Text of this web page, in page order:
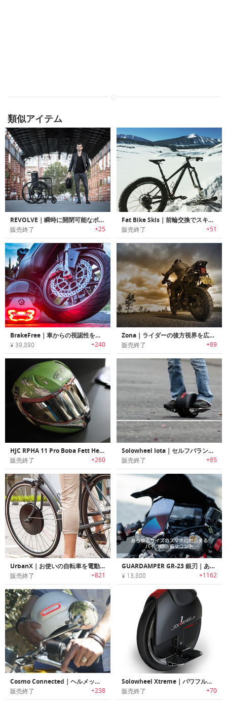
類似アイテム
REVOLVE｜瞬時に開閉可能なポータブルホイール「レボルブ」
販売終了 +25
Fat Bike Skis｜前輪交換でスキーライド可能なバイク用スキー板「ファットバイクスキー」
販売終了 +51
BrakeFree｜車からの視認性を高めるヘルメット用ブレーキライト「ブレーキフリー」
¥ 39,890 +240
Zona｜ライダーの後方視界を広げるオートバイ用リアビューシステム「ゾナ」
販売終了 +89
HJC RPHA 11 Pro Boba Fett Helmet｜スターウォーズの人気キャラクターBoba Fett をモチーフにデザインされたヘルメット
販売終了 +260
Solowheel Iota｜セルフバランス電動ソロウィール「イオタ」
販売終了 +85
UrbanX｜お使いの自転車を電動バイクに変えるスマート電動フロントホイール「アーバンエックス」
販売終了 +821
GUARDAMPER GR-23 銀刃｜あらゆるサイズのスマホに対応するバイク用防振マウント
¥ 13,800 +1162
Cosmo Connected｜ヘルメットに取付けライダーの安全性を向上させるリアブレーキライト「コスモコネクテッド」
販売終了 +238
Solowheel Xtreme｜パワフルかつクールな電動一輪車
販売終了 +70